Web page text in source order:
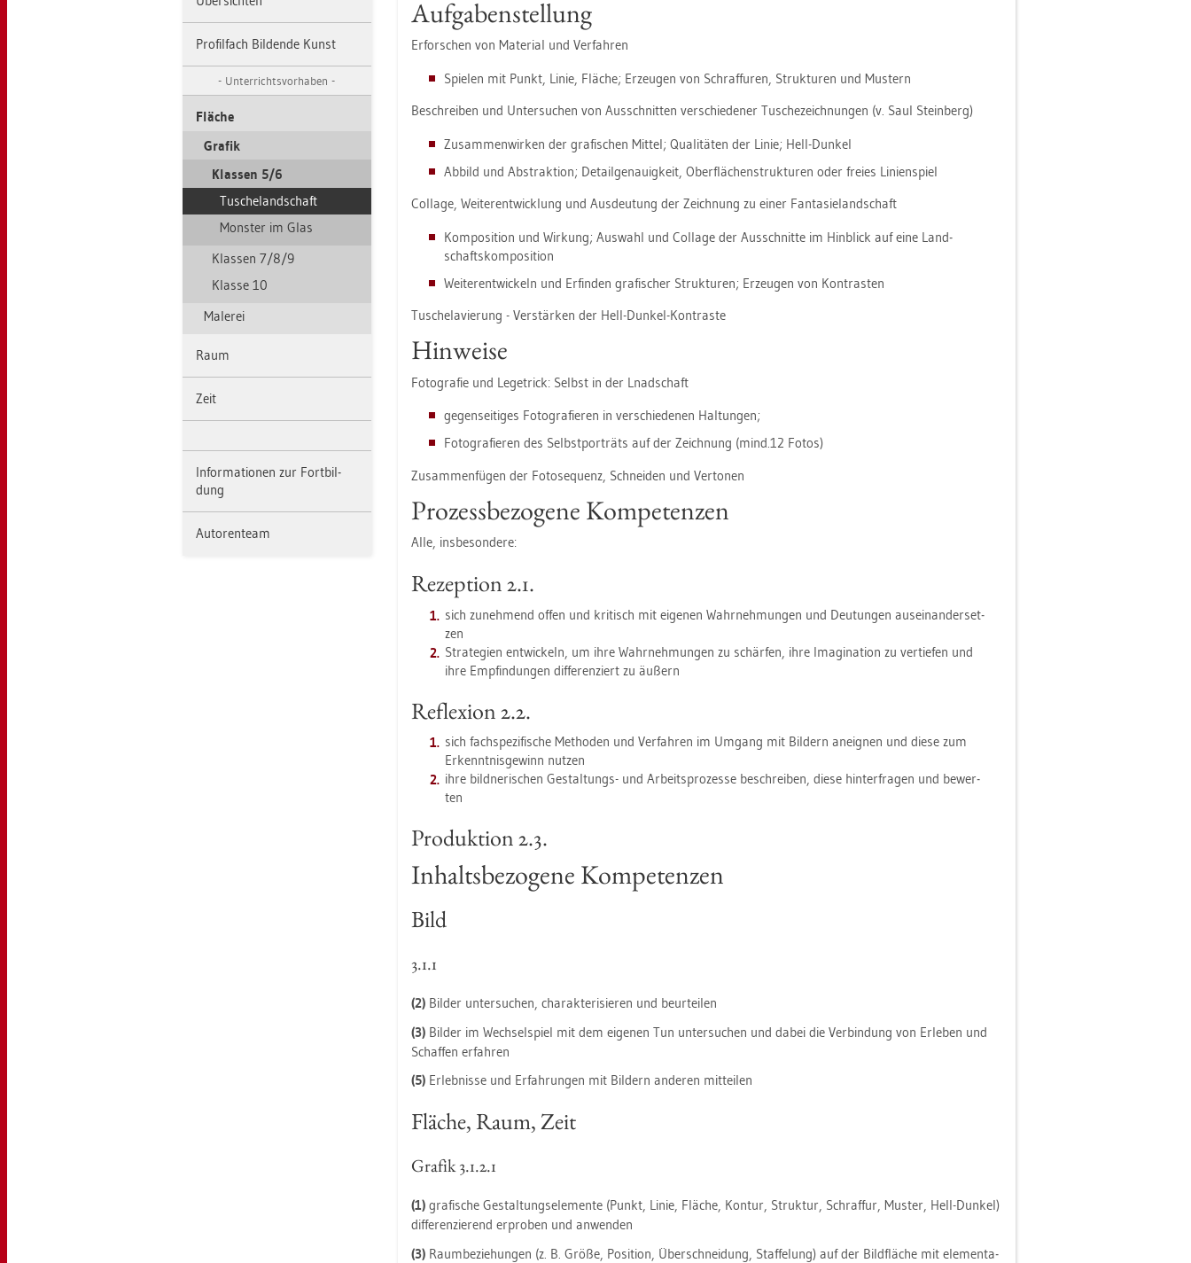
Pro­fil­fach Bil­den­de Kunst
Un­ter­richts­vor­ha­ben
Flä­che
Gra­fik
Klas­sen 5/6
Tu­sche­land­schaft
Mons­ter im Glas
Klas­sen 7/8/9
Klas­se 10
Ma­le­rei
Raum
Zeit
In­for­ma­tio­nen zur Fort­bil­
dung
Au­to­ren­team
Auf­ga­ben­stel­lung
Er­for­schen von Ma­te­ri­al und Ver­fah­ren
Spie­len mit Punkt, Linie, Flä­che; Er­zeu­gen von Schraf­fu­ren, Struk­tu­ren und Mus­tern
Be­schrei­ben und Un­ter­su­chen von Aus­schnit­ten ver­schie­de­ner Tu­sche­zeich­nun­gen (v. Saul Stein­berg)
Zu­sam­men­wir­ken der gra­fi­schen Mit­tel; Qua­li­tä­ten der Linie; Hell-Dun­kel
Ab­bild und Abs­trak­ti­on; De­tail­ge­nau­ig­keit, Ober­flä­chen­struk­tu­ren oder frei­es Li­ni­en­spiel
Col­la­ge, Wei­ter­ent­wick­lung und Aus­deu­tung der Zeich­nung zu einer Fan­ta­sie­land­schaft
Kom­po­si­ti­on und Wir­kung; Aus­wahl und Col­la­ge der Aus­schnit­te im Hin­blick auf eine Land­
schafts­kom­po­si­ti­on
Wei­ter­ent­wi­ckeln und Er­fin­den gra­fi­scher Struk­tu­ren; Er­zeu­gen von Kon­tras­ten
Tu­sche­la­vie­rung - Ver­stär­ken der Hell-Dun­kel-Kon­tras­te
Hin­wei­se
Fo­to­gra­fie und Le­ge­trick: Selbst in der Lnad­schaft
ge­gen­sei­ti­ges Fo­to­gra­fie­ren in ver­schie­de­nen Hal­tun­gen;
Fo­to­gra­fie­ren des Selbst­por­träts auf der Zeich­nung (mind.12 Fotos)
Zu­sam­men­fü­gen der Fo­to­se­quenz, Schnei­den und Ver­to­nen
Pro­zess­be­zo­ge­ne Kom­pe­ten­zen
Alle, ins­be­son­de­re:
Re­zep­ti­on 2.1.
sich zu­neh­mend offen und kri­tisch mit ei­ge­nen Wahr­neh­mun­gen und Deu­tun­gen aus­ein­an­der­set­
zen
Stra­te­gi­en ent­wi­ckeln, um ihre Wahr­neh­mun­gen zu schär­fen, ihre Ima­gi­na­ti­on zu ver­tie­fen und
ihre Emp­fin­dun­gen dif­fe­ren­ziert zu äu­ßern
Re­fle­xi­on 2.2.
sich fach­spe­zi­fi­sche Me­tho­den und Ver­fah­ren im Um­gang mit Bil­dern an­eig­nen und diese zum
Er­kennt­nis­ge­winn nut­zen
ihre bild­ne­ri­schen Ge­stal­tungs- und Ar­beits­pro­zes­se be­schrei­ben, diese hin­ter­fra­gen und be­wer­
ten
Pro­duk­ti­on 2.3.
In­halts­be­zo­ge­ne Kom­pe­ten­zen
Bild
3.1.1
(2)Bil­der un­ter­su­chen, cha­rak­te­ri­sie­ren und be­ur­tei­len
(3)Bil­der im Wech­sel­spiel mit dem ei­ge­nen Tun un­ter­su­chen und dabei die Ver­bin­dung von Er­le­ben und
Schaf­fen er­fah­ren
(5)Er­leb­nis­se und Er­fah­run­gen mit Bil­dern an­de­ren mit­tei­len
Flä­che, Raum, Zeit
Gra­fik 3.​1.​2.​1
(1)gra­fi­sche Ge­stal­tungs­ele­men­te (Punkt, Linie, Flä­che, Kon­tur, Struk­tur, Schraf­fur, Mus­ter, Hell-Dun­kel)
dif­fe­ren­zie­rend er­pro­ben und an­wen­den
(3)Raum­be­zie­hun­gen (z. B. Größe, Po­si­ti­on, Über­schnei­dung, Staf­fe­lung) auf der Bild­flä­che mit ele­men­ta­